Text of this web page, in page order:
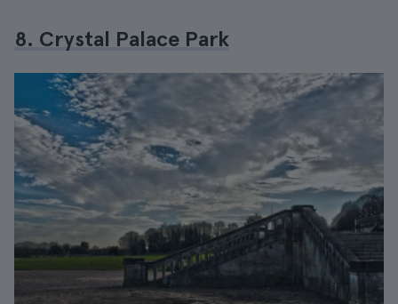
8. Crystal Palace Park